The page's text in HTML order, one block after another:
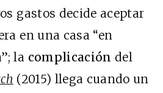
gastos decide aceptar
en una casa “en
la complicación del
(2015) llega cuando un